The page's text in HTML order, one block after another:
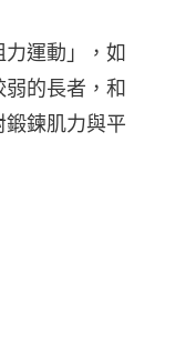
運動」，如
的長者，和
鍊肌力與平